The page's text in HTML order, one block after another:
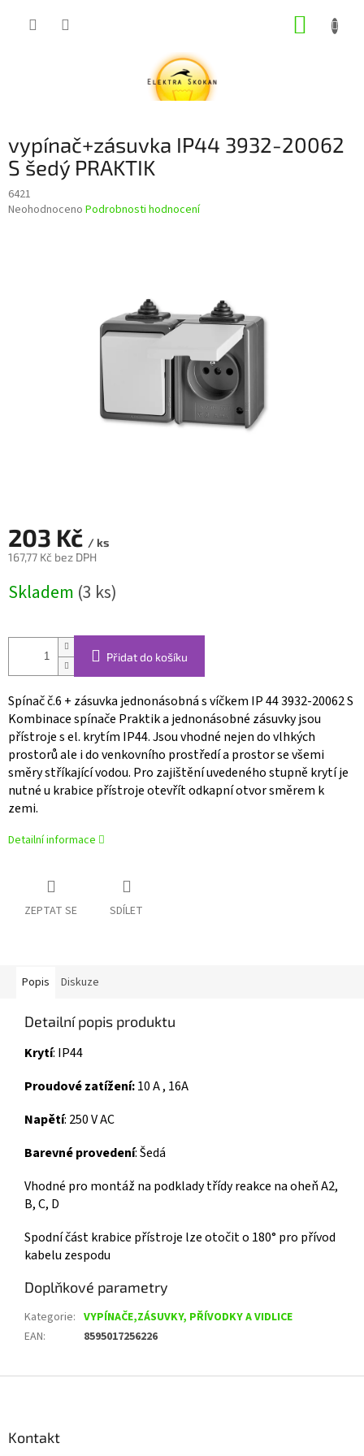
vypínač+zásuvka IP44 3932-20062
S šedý PRAKTIK
6421
Průměrné
Neohodnoceno Podrobnosti hodnocení
203 Kč / ks
167,77 Kč bez DPH
cena:
Skladem (3 ks)
Přidat do košíku
Spínač č.6 + zásuvka jednonásobná s víčkem IP 44 3932-20062 S
Kombinace spínače Praktik a jednonásobné zásuvky jsou
přístroje s el. krytím IP44. Jsou vhodné nejen do vlhkých
prostorů ale i do venkovního prostředí a prostor se všemi
směry stříkající vodou. Pro zajištění uvedeného stupně krytí je
nutné u krabice přístroje otevřít odkapní otvor směrem k
zemi.
Detailní informace
ZEPTAT SE SDÍLET
Popis Diskuze
Detailní popis produktu
Krytí: IP44
Proudové zatížení:10 A , 16A
Napětí: 250 V AC
Barevné provedení: Šedá
Vhodné pro montáž na podklady třídy reakce na oheň A2,
B, C, D
Spodní část krabice přístroje lze otočit o 180° pro přívod
kabelu zespodu
Doplňkové parametry
Kategorie: VYPÍNAČE,ZÁSUVKY, PŘÍVODKY A VIDLICE
EAN: 8595017256226
Kontakt